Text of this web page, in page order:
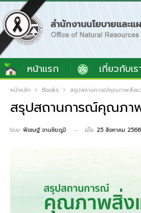
หน้าแรก เกี่ยวกับเร
หน้าหลัก Books สรุปสถานการณ์คุณภาพสิ่ง
สรุปสถานการณ์คุณภา
โดย พิเชษฐ์ จานชัยภูมิ เมื่อ 25 สิงหาคม 2568